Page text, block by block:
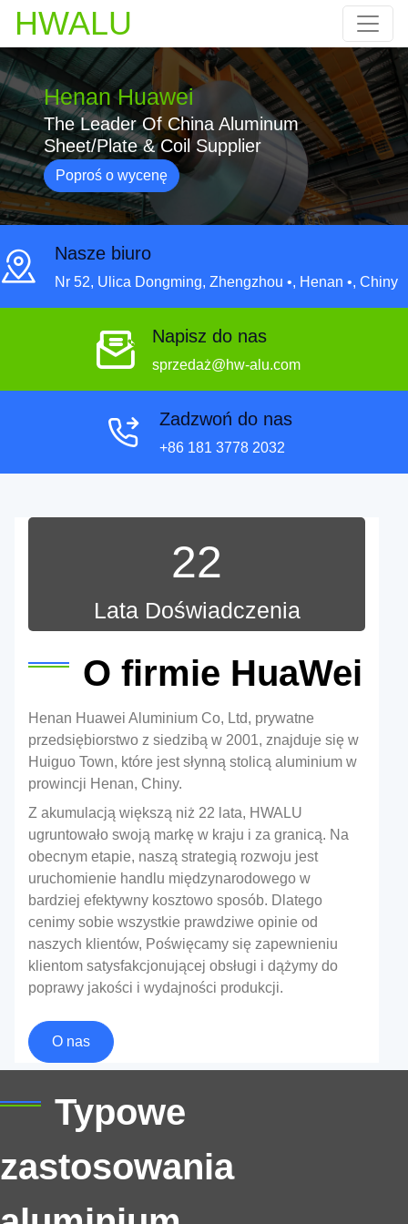
HWALU
Henan Huawei
The Leader Of China Aluminum
Sheet/Plate & Coil Supplier
Poproś o wycenę
Nasze biuro
Nr 52, Ulica Dongming, Zhengzhou •, Henan •, Chiny
Napisz do nas
sprzedaż@hw-alu.com
Zadzwoń do nas
+86 181 3778 2032
22
Lata Doświadczenia
O firmie HuaWei
Henan Huawei Aluminium Co, Ltd, prywatne
przedsiębiorstwo z siedzibą w 2001, znajduje się w
Huiguo Town, które jest słynną stolicą aluminium w
prowincji Henan, Chiny.
Z akumulacją większą niż 22 lata, HWALU
ugruntowało swoją markę w kraju i za granicą. Na
obecnym etapie, naszą strategią rozwoju jest
uruchomienie handlu międzynarodowego w
bardziej efektywny kosztowo sposób. Dlatego
cenimy sobie wszystkie prawdziwe opinie od
naszych klientów, Poświęcamy się zapewnieniu
klientom satysfakcjonującej obsługi i dążymy do
poprawy jakości i wydajności produkcji.
O nas
Typowe
zastosowania
8011 Folia aluminiowa H18 do pakowania
w blistry
Odkryj wyjątkową wydajność 8011 Folia aluminiowa
3003 Cewka aluminiowa H14 dla litowej
skorupy akumulatorowej
Odkrywać korzyści z 3003 Cewka aluminiowa H14
dla litowej skorupy akumulatorowej. Lekki, formalny, i
odporne na korozję-idealne dla EV, cylindryczny, i
osłony komórek pryzmatycznych.